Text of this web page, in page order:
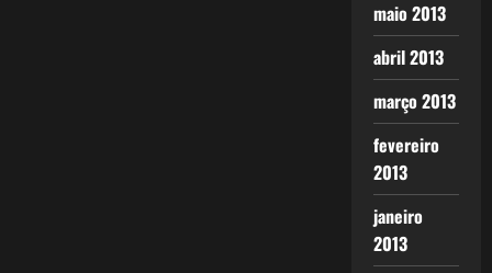
maio 2013
abril 2013
março 2013
fevereiro
2013
janeiro
2013